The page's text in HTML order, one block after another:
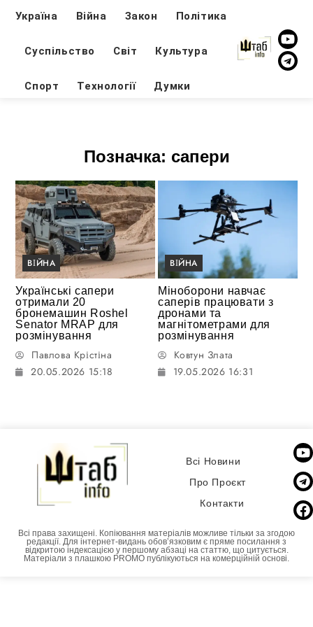
Україна Війна Закон Політика
Суспільство Світ Культура
Спорт Технології Думки
Позначка: сапери
ВІЙНА
Українські сапери
отримали 20
бронемашин Roshel
Senator MRAP для
розмінування
Павлова Крістіна
20.05.2026 15:18
ВІЙНА
Міноборони навчає
саперів працювати з
дронами та
магнітометрами для
розмінування
Ковтун Злата
19.05.2026 16:31
Всі Новини
Про Проєкт
Контакти
Всі права захищені. Копіювання матеріалів можливе тільки за згодою
редакції. Для інтернет-видань обовʼязковим є пряме посилання з
відкритою індексацією у першому абзаці на статтю, що цитується.
Матеріали з плашкою PROMO публікуються на комерційній основі.